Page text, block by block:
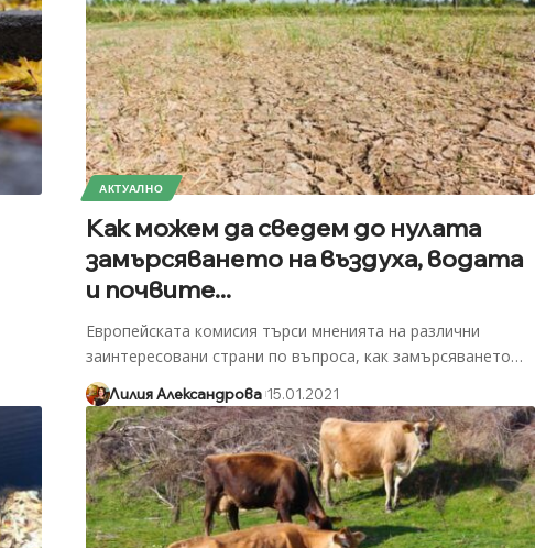
АКТУАЛНО
Как можем да сведем до нулата
замърсяването на въздуха, водата
и почвите...
Европейската комисия търси мненията на различни
заинтересовани страни по въпроса, как замърсяването…
Лилия Александрова 15.01.2021